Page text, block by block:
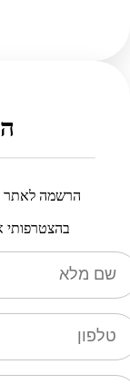
הרשמה לאתר
בהצטרפותי